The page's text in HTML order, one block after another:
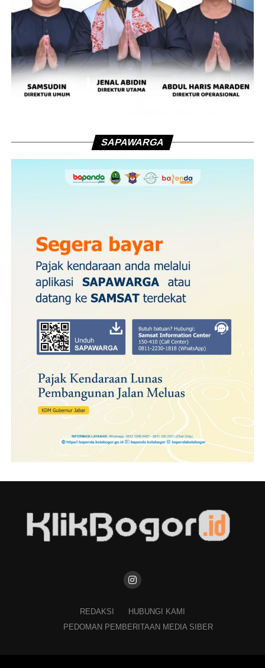
SAPAWARGA
REDAKSI
HUBUNGI KAMI
PEDOMAN PEMBERITAAN MEDIA SIBER